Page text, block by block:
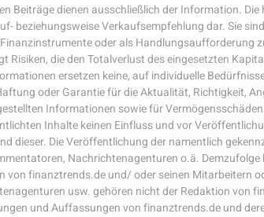
Beiträge dienen ausschließlich der Information.
beziehungsweise Verkaufsempfehlung dar. Sie
oder als Handlungsaufforderung
Risiken, die den Totalverlust des eingesetzten
ersetzen keine, auf individuelle
oder Garantie für die Aktualität, Richtigkeit,
Informationen sowie für
Inhalte keinen Einfluss und vor
dieser. Die Veröffentlichung der namentlich
Nachrichtenagenturen o.ä. Demzufolge
von finanztrends.de und/ oder seinen Mitarbeitern
usw. gehören nicht der Redaktion von
und Auffassungen von finanztrends.de und